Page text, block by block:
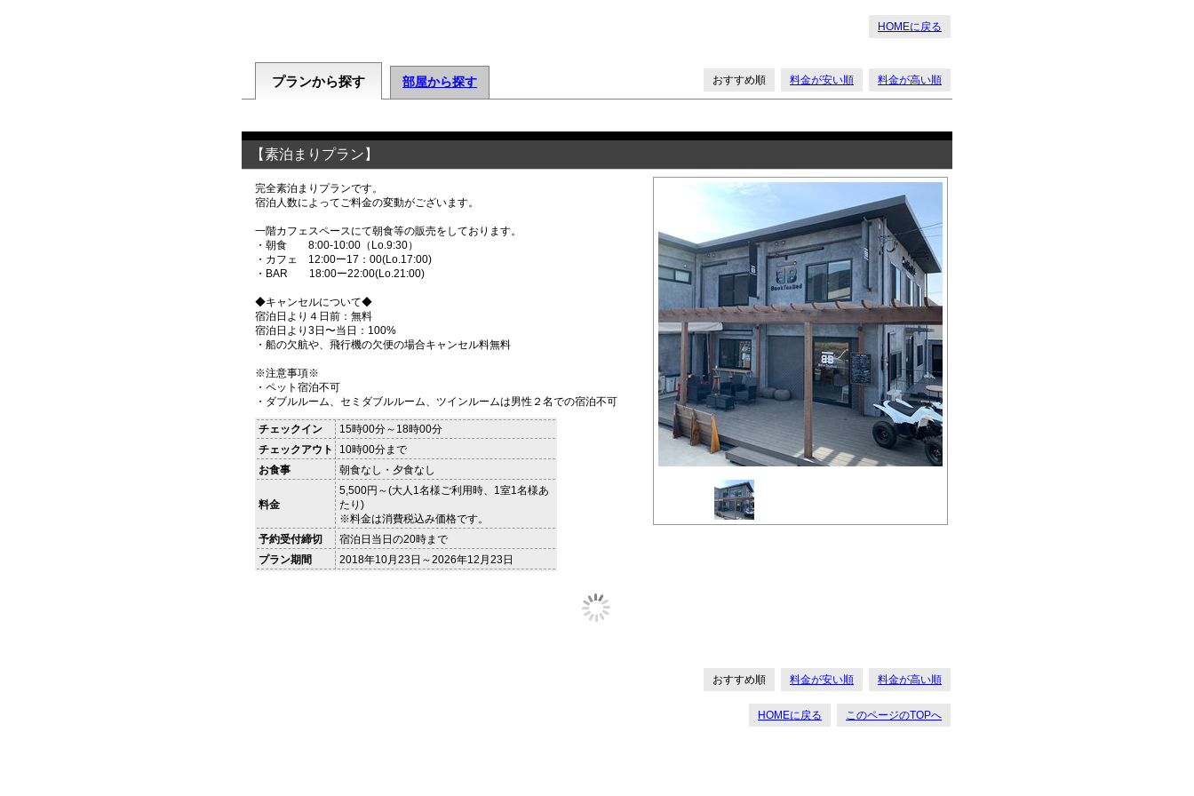
HOMEに戻る
プランから探す 部屋から探す 料金が高い順
料金が安い順
おすすめ順
【素泊まりプラン】
完全素泊まりプランです。
宿泊人数によってご料金の変動がございます。
一階カフェスペースにて朝食等の販売をしております。
・朝食 8:00-10:00（Lo.9:30）
・カフェ 12:00ー17：00(Lo.17:00)
・BAR 18:00ー22:00(Lo.21:00)
◆キャンセルについて◆
宿泊日より４日前：無料
宿泊日より3日〜当日：100%
・船の欠航や、飛行機の欠便の場合キャンセル料無料
※注意事項※
・ペット宿泊不可
・ダブルルーム、セミダブルルーム、ツインルームは男性２名での宿泊不可
チェックイン
15時00分～18時00分
チェックアウト
10時00分まで
お食事
朝食なし・夕食なし
料金
5,500円～(大人1名様ご利用時、1室1名様あ
たり)
※料金は消費税込み価格です。
予約受付締切
宿泊日当日の20時まで
プラン期間
2018年10月23日～2026年12月23日
料金が高い順
料金が安い順
おすすめ順
このページのTOPへ
HOMEに戻る